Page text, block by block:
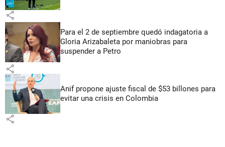
share
Para el 2 de septiembre quedó indagatoria a
Gloria Arizabaleta por maniobras para
suspender a Petro
share
Anif propone ajuste fiscal de $53 billones para
evitar una crisis en Colombia
share